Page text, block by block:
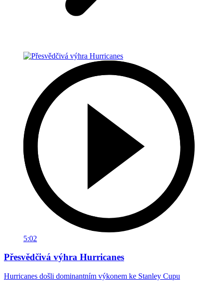
5:02
Přesvědčivá výhra Hurricanes
Hurricanes došli dominantním výkonem ke Stanley Cupu